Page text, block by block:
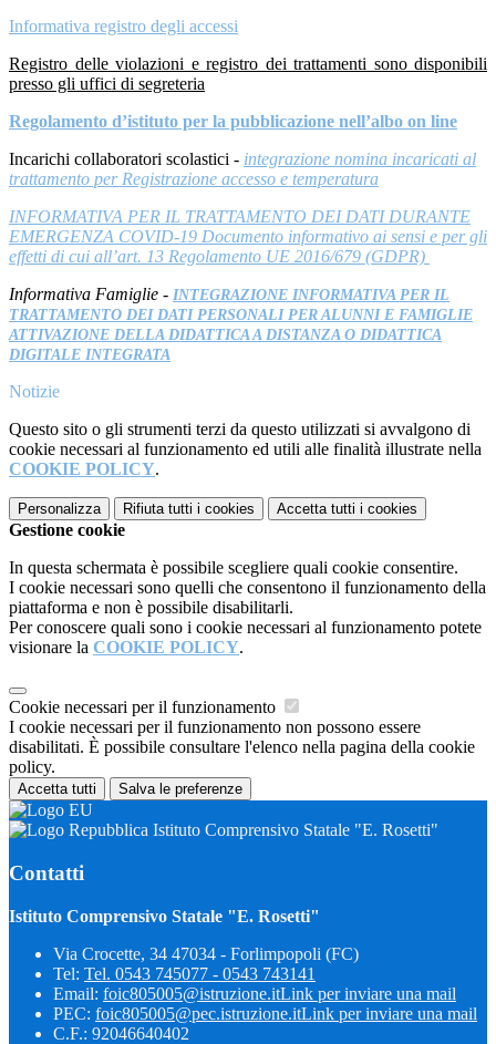
Informativa registro degli accessi
Registro delle violazioni e registro dei trattamenti sono disponibili
presso gli uffici di segreteria
Regolamento d’istituto per la pubblicazione nell’albo on line
Incarichi collaboratori scolastici - integrazione nomina incaricati al
trattamento per Registrazione accesso e temperatura
INFORMATIVA PER IL TRATTAMENTO DEI DATI DURANTE
EMERGENZA COVID-19 Documento informativo ai sensi e per gli
effetti di cui all’art. 13 Regolamento UE 2016/679 (GDPR)
Informativa Famiglie - INTEGRAZIONE INFORMATIVA PER IL
TRATTAMENTO DEI DATI PERSONALI PER ALUNNI E FAMIGLIE
ATTIVAZIONE DELLA DIDATTICA A DISTANZA O DIDATTICA
DIGITALE INTEGRATA
Notizie
Questo sito o gli strumenti terzi da questo utilizzati si avvalgono di
cookie necessari al funzionamento ed utili alle finalità illustrate nella
COOKIE POLICY.
Personalizza Rifiuta tutti i cookies Accetta tutti i cookies
Gestione cookie
In questa schermata è possibile scegliere quali cookie consentire.
I cookie necessari sono quelli che consentono il funzionamento della
piattaforma e non è possibile disabilitarli.
Per conoscere quali sono i cookie necessari al funzionamento potete
visionare la COOKIE POLICY.
Cookie necessari per il funzionamento
I cookie necessari per il funzionamento non possono essere
disabilitati. È possibile consultare l'elenco nella pagina della cookie
policy.
Accetta tutti Salva le preferenze
Istituto Comprensivo Statale "E. Rosetti"
Contatti
Istituto Comprensivo Statale "E. Rosetti"
Via Crocette, 34 47034 - Forlimpopoli (FC)
Tel: Tel. 0543 745077 - 0543 743141
Email: foic805005@istruzione.itLink per inviare una mail
PEC: foic805005@pec.istruzione.itLink per inviare una mail
C.F.: 92046640402